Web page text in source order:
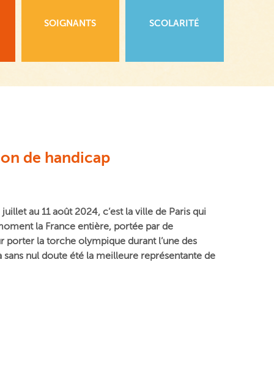
SOIGNANTS SCOLARITÉ
de handicap
au 11 août 2024, c’est la ville de Paris qui
la France entière, portée par de
porter la torche olympique durant l’une des
nul doute été la meilleure représentante de